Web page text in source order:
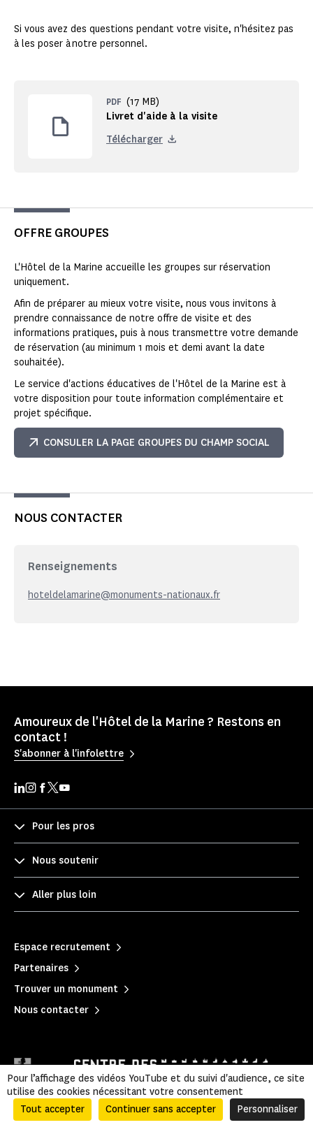
Si vous avez des questions pendant votre visite, n'hésitez pas
à les poser à notre personnel.
Livret d'aide à la visite
PDF (17 MB)
Télécharger
OFFRE GROUPES
L'Hôtel de la Marine accueille les groupes sur réservation
uniquement.
Afin de préparer au mieux votre visite, nous vous invitons à
prendre connaissance de notre offre de visite et des
informations pratiques, puis à nous transmettre votre demande
de réservation (au minimum 1 mois et demi avant la date
souhaitée).
Le service d'actions éducatives de l'Hôtel de la Marine est à
votre disposition pour toute information complémentaire et
projet spécifique.
CONSULER LA PAGE GROUPES DU CHAMP SOCIAL
NOUS CONTACTER
Renseignements
hoteldelamarine@monuments-nationaux.fr
Amoureux de l'Hôtel de la Marine ? Restons en
contact !
S'abonner à l'infolettre
Pour les pros
Nous soutenir
Aller plus loin
Espace recrutement
Partenaires
Trouver un monument
Nous contacter
Mentions légales | Politique de confidentialité
|
Pour l’affichage des vidéos YouTube et du suivi d'audience, ce site
utilise des cookies nécessitant votre consentement
Tout accepter
Continuer sans accepter Personnaliser